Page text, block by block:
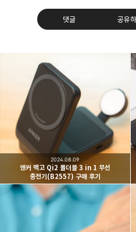
댓글 공유
빛으로 쓴 편지
분야 크리에이터
여행하고 사진을 찍습니다. 생각을 덧
구독하기
구독하기 카카오톡
카카오스토리
앤커 맥고 Qi2 폴더블 3 in 1 무선
충전기(B2557) 구매 후기
2024.08.09